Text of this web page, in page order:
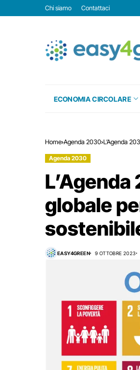
Chi siamo Contattaci
ECONOMIA CIRCOLARE
Home Agenda 2030 L’Agenda
Agenda 2030
globale
EASY4GREEN 9 OTTOBRE 2023